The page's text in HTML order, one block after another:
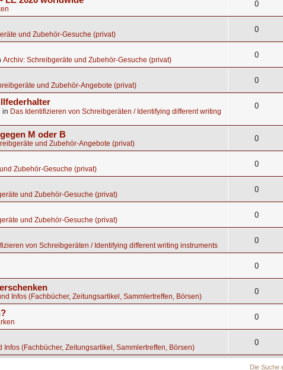
0
und Zubehör-Gesuche (privat)
0
Archiv: Schreibgeräte und Zubehör-Gesuche (privat)
0
und Zubehör-Angebote (privat)
0
in Das Identifizieren von Schreibgeräten / Identifying different writing
0
M oder B
und Zubehör-Angebote (privat)
0
Zubehör-Gesuche (privat)
0
und Zubehör-Gesuche (privat)
0
und Zubehör-Gesuche (privat)
0
von Schreibgeräten / Identifying different writing instruments
0
0
Infos (Fachbücher, Zeitungsartikel, Sammlertreffen, Börsen)
0
0
Infos (Fachbücher, Zeitungsartikel, Sammlertreffen, Börsen)
0
Die Suche